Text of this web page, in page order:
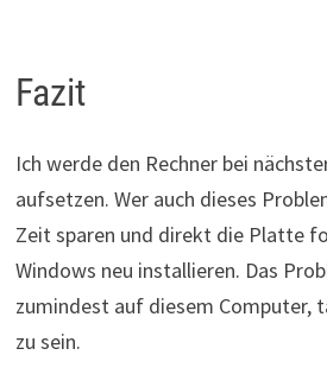
Fazit
Ich werde den Rechner bei
aufsetzen. Wer auch dieses
Zeit sparen und direkt die Platte
Windows neu installieren. Das
zumindest auf diesem Computer,
zu sein.